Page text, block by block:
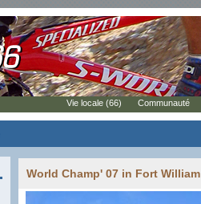
World Champ' 07 in Fort William
Vie locale (66) Communauté